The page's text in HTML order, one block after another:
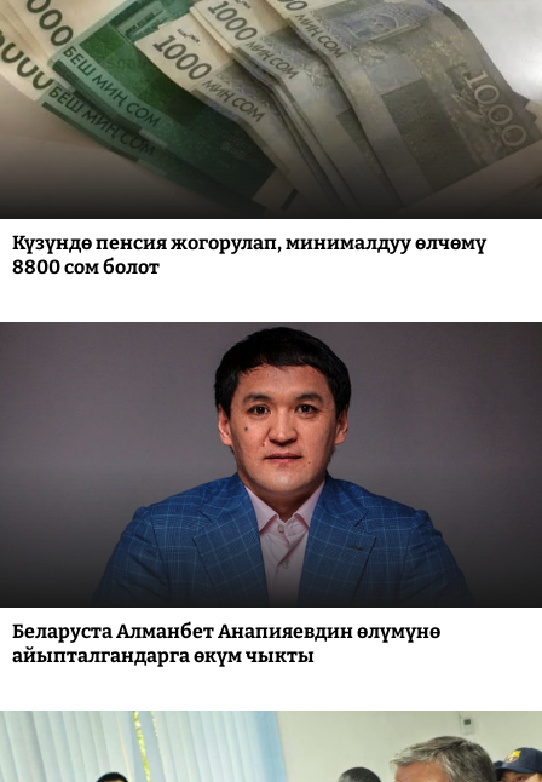
Күзүндө пенсия жогорулап, минималдуу өлчөмү
8800 сом болот
Беларуста Алманбет Анапияевдин өлүмүнө
айыпталгандарга өкүм чыкты